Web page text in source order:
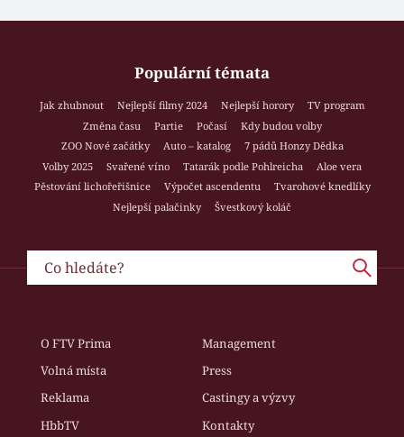
Populární témata
Jak zhubnout Nejlepší filmy 2024 Nejlepší horory
TV program
Změna času
Partie Počasí
Kdy budou volby
ZOO Nové začátky
Auto – katalog
7 pádů Honzy Dědka
Volby 2025
Svařené víno Tatarák podle Pohlreicha
Aloe vera
Pěstování lichořeřišnice
Výpočet ascendentu
Tvarohové knedlíky
Nejlepší palačinky
Švestkový koláč
O FTV Prima
Management
Volná místa
Press
Reklama
Castingy a výzvy
HbbTV
Kontakty